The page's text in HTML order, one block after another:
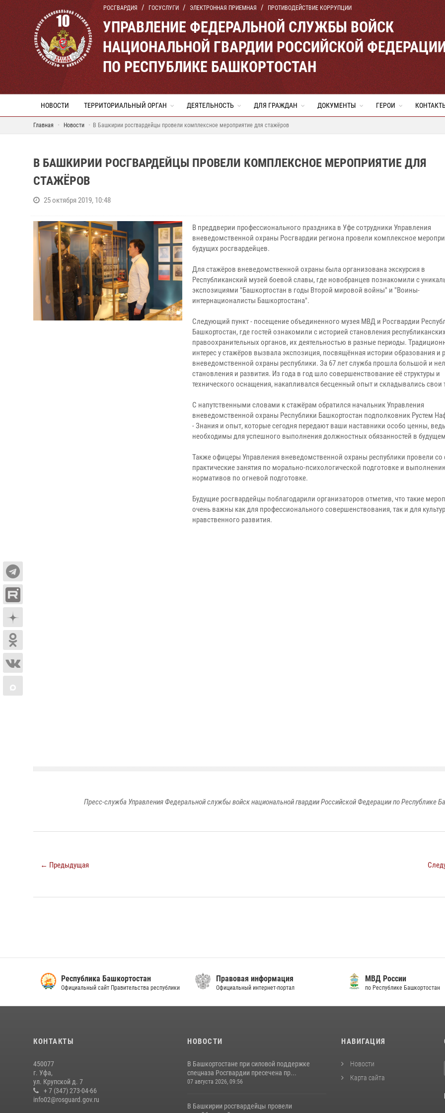
РОСГВАРДИЯ ГОСУСЛУГИ ЭЛЕКТРОННАЯ ПРИЕМНАЯ ПРОТИВОДЕЙСТВИЕ КОРРУПЦИИ
УПРАВЛЕНИЕ ФЕДЕРАЛЬНОЙ СЛУЖБЫ ВОЙСК
НАЦИОНАЛЬНОЙ ГВАРДИИ РОССИЙСКОЙ
ПО РЕСПУБЛИКЕ БАШКОРТОСТАН
НОВОСТИ ТЕРРИТОРИАЛЬНЫЙ ОРГАН ДЕЯТЕЛЬНОСТЬ ДЛЯ ГРАЖДАН ДОКУМЕНТЫ ГЕРОИ
Главная Новости В Башкирии росгвардейцы провели комплексное мероприятие для стажёров
В БАШКИРИИ РОСГВАРДЕЙЦЫ ПРОВЕЛИ КОМПЛЕКСНОЕ МЕРОПРИЯТИЕ ДЛЯ
СТАЖЁРОВ
25 октября 2019, 10:48
В преддверии профессионального праздника в Уфе сотрудники Управления
вневедомственной охраны Росгвардии региона провели комплексное
будущих росгвардейцев.
Для стажёров вневедомственной охраны была организована экскурсия в
Республиканский музей боевой славы, где новобранцев познакомили с
экспозициями "Башкортостан в годы Второй мировой войны" и "Воины-
интернационалисты Башкортостана".
Следующий пункт - посещение объединенного музея МВД и Росгвардии
Башкортостан, где гостей ознакомили с историей становления республиканских
правоохранительных органов, их деятельностью в разные периоды.
интерес у стажёров вызвала экспозиция, посвящённая истории образования и
вневедомственной охраны республики. За 67 лет служба прошла большой и
становления и развития. Из года в год шло совершенствование её структуры и
технического оснащения, накапливался бесценный опыт и складывались свои
С напутственными словами к стажёрам обратился начальник Управления
вневедомственной охраны Республики Башкортостан подполковник Рустем
- Знания и опыт, которые сегодня передают ваши наставники особо ценны,
необходимы для успешного выполнения должностных обязанностей в
Также офицеры Управления вневедомственной охраны республики провели со
практические занятия по морально-психологической подготовке и
нормативов по огневой подготовке.
Будущие росгвардейцы поблагодарили организаторов отметив, что такие
очень важны как для профессионального совершенствования, так и для
нравственного развития.
Пресс-служба Управления Федеральной службы войск национальной гвардии Российской Федерации по Республике
← Предыдущая
Республика Башкортостан
Официальный сайт Правительства республики
Правовая информация
Официальный интернет-портал
МВД России
по Республике Башкортостан
КОНТАКТЫ
450077
г. Уфа,
ул. Крупской д. 7
+ 7 (347) 273-04-66
info02@rosguard.gov.ru
НОВОСТИ
В Башкортостане при силовой поддержке
спецназа Росгвардии пресечена пр...
07 августа 2026, 09:56
В Башкирии росгвардейцы провели
НАВИГАЦИЯ
Новости
Карта сайта